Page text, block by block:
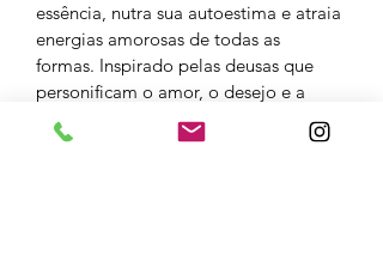
essência, nutra sua autoestima e atraia
energias amorosas de todas as
formas. Inspirado pelas deusas que
personificam o amor, o desejo e a
harmonia, este banho une
ingredientes naturais carregados de